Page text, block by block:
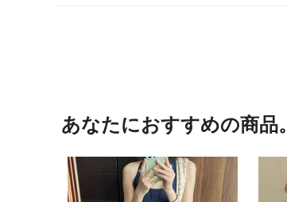
あなたにおすすめの商品。